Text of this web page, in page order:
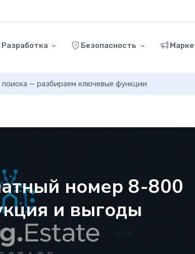
Разработка Безопасность
поиска — разбираем ключевые функции
номер 8-800
и выгоды